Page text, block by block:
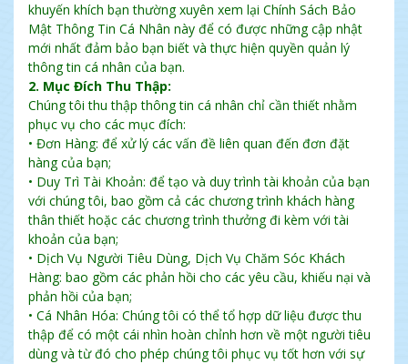
khuyến khích bạn thường xuyên xem lại Chính Sách Bảo
Mật Thông Tin Cá Nhân này để có được những cập nhật
mới nhất đảm bảo bạn biết và thực hiện quyền quản lý
thông tin cá nhân của bạn.
2. Mục Đích Thu Thập:
Chúng tôi thu thập thông tin cá nhân chỉ cần thiết nhằm
phục vụ cho các mục đích:
• Đơn Hàng: để xử lý các vấn đề liên quan đến đơn đặt
hàng của bạn;
• Duy Trì Tài Khoản: để tạo và duy trình tài khoản của bạn
với chúng tôi, bao gồm cả các chương trình khách hàng
thân thiết hoặc các chương trình thưởng đi kèm với tài
khoản của bạn;
• Dịch Vụ Người Tiêu Dùng, Dịch Vụ Chăm Sóc Khách
Hàng: bao gồm các phản hồi cho các yêu cầu, khiếu nại và
phản hồi của bạn;
• Cá Nhân Hóa: Chúng tôi có thể tổ hợp dữ liệu được thu
thập để có một cái nhìn hoàn chỉnh hơn về một người tiêu
dùng và từ đó cho phép chúng tôi phục vụ tốt hơn với sự